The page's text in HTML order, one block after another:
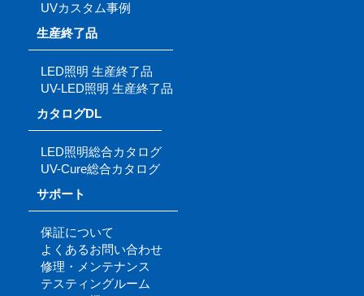
UVカスタム事例
生産終了品
LED照明 生産終了品
UV-LED照明 生産終了品
カタログDL
LED照明総合カタログ
UV-Cure総合カタログ
サポート
保証について
よくあるお問い合わせ
修理・メンテナンス
テスティングルーム